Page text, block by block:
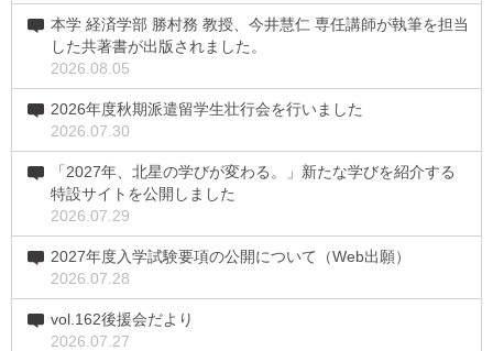
本学 経済学部 勝村務 教授、今井慧仁 専任講師が執筆を担当
した共著書が出版されました。
2026.08.05
2026年度秋期派遣留学生壮行会を行いました
2026.07.30
「2027年、北星の学びが変わる。」新たな学びを紹介する
特設サイトを公開しました
2026.07.29
2027年度入学試験要項の公開について（Web出願）
2026.07.28
vol.162後援会だより
2026.07.27